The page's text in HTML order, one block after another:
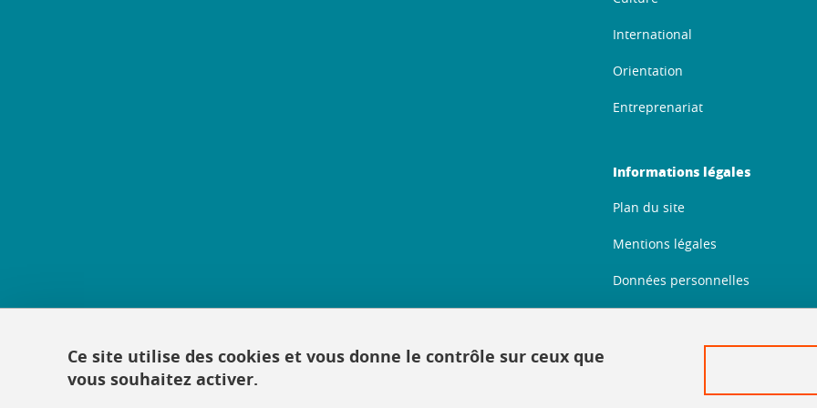
International
Orientation
Entreprenariat
Informations légales
Plan du site
Mentions légales
Données personnelles
Politique des cookies
Gestion des cookies
Ce site utilise des cookies et vous donne le contrôle sur ceux que
vous souhaitez activer.